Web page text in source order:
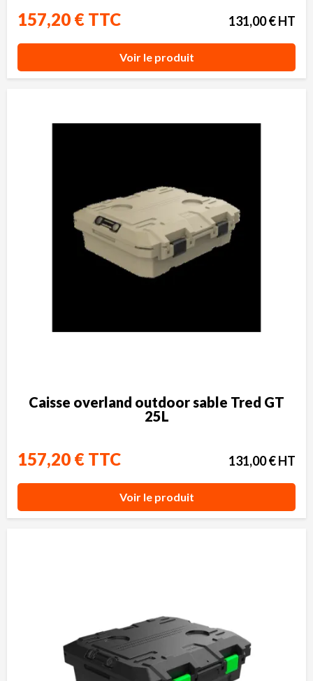
157,20 € TTC 131,00 € HT
Voir le produit
Caisse overland outdoor sable Tred GT
25L
157,20 € TTC 131,00 € HT
Voir le produit